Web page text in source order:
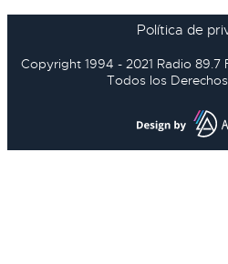
Política de
Copyright 1994 - 2021 Radio 89.7
Todos los